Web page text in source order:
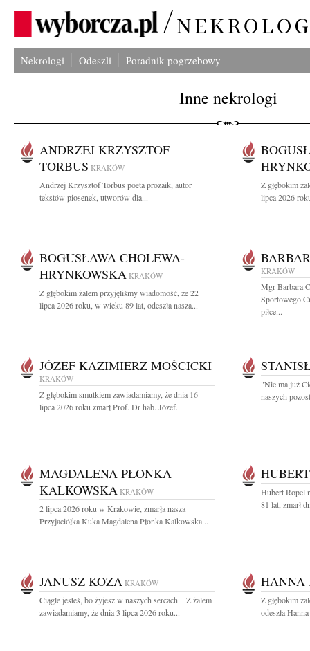
Nekrologi Odeszli Poradnik pogrzebowy
Inne nekrologi
ANDRZEJ KRZYSZTOF
TORBUS KRAKÓW
Andrzej Krzysztof Torbus poeta prozaik, autor
tekstów piosenek, utworów dla...
Z głębokim
lipca 2026
BOGUSŁAWA CHOLEWA-
HRYNKOWSKA KRAKÓW
Z głębokim żalem przyjęliśmy wiadomość, że 22
lipca 2026 roku, w wieku 89 lat, odeszła nasza...
KRAKÓW
Mgr Barbara
Sportowego
piłce...
JÓZEF KAZIMIERZ MOŚCICKI
KRAKÓW
Z głębokim smutkiem zawiadamiamy, że dnia 16
lipca 2026 roku zmarł Prof. Dr hab. Józef...
"Nie ma już
naszych
MAGDALENA PŁONKA
KALKOWSKA KRAKÓW
2 lipca 2026 roku w Krakowie, zmarła nasza
Przyjaciółka Kuka Magdalena Płonka Kalkowska...
Hubert Ropel
81 lat, zmarł
JANUSZ KOZA KRAKÓW
Ciągle jesteś, bo żyjesz w naszych sercach... Z żalem
zawiadamiamy, że dnia 3 lipca 2026 roku...
HANNA
Z głębokim
odeszła